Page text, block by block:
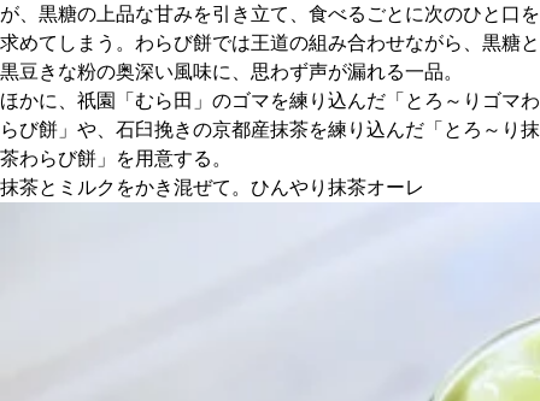
が、黒糖の上品な甘みを引き立て、食べるごとに次のひと口を
求めてしまう。わらび餅では王道の組み合わせながら、黒糖と
黒豆きな粉の奥深い風味に、思わず声が漏れる一品。
ほかに、祇園「むら田」のゴマを練り込んだ「とろ～りゴマわ
らび餅」や、石臼挽きの京都産抹茶を練り込んだ「とろ～り抹
茶わらび餅」を用意する。
抹茶とミルクをかき混ぜて。ひんやり抹茶オーレ